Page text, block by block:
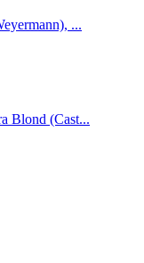
...
Blond (Cast...